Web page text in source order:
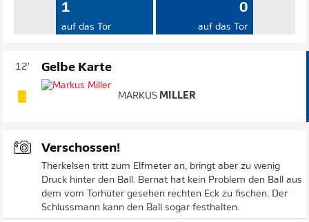
1
auf das Tor
0
auf das Tor
12' Gelbe Karte
MARKUS MILLER
Verschossen!
Therkelsen tritt zum Elfmeter an, bringt aber zu wenig
Druck hinter den Ball. Bernat hat kein Problem den Ball aus
dem vom Torhüter gesehen rechten Eck zu fischen. Der
Schlussmann kann den Ball sogar festhalten.